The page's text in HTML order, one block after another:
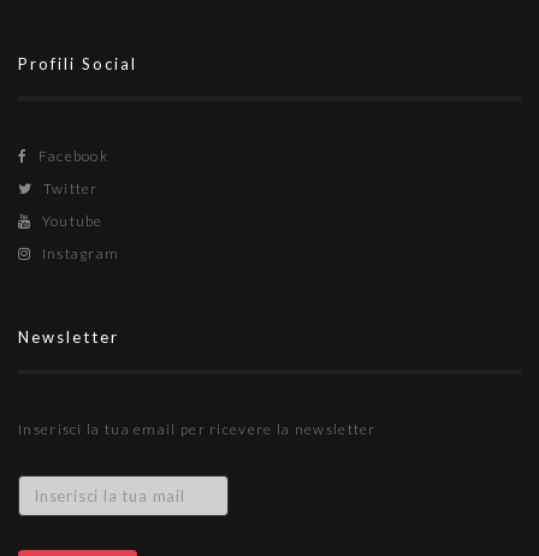
Profili Social
Facebook
Twitter
Youtube
Instagram
Newsletter
Inserisci la tua email per ricevere la newsletter